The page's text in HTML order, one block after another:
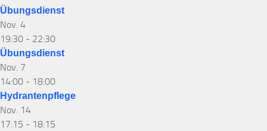
Übungsdienst
Nov. 4
19:30 - 22:30
Übungsdienst
Nov. 7
14:00 - 18:00
Hydrantenpflege
Nov. 14
17:15 - 18:15